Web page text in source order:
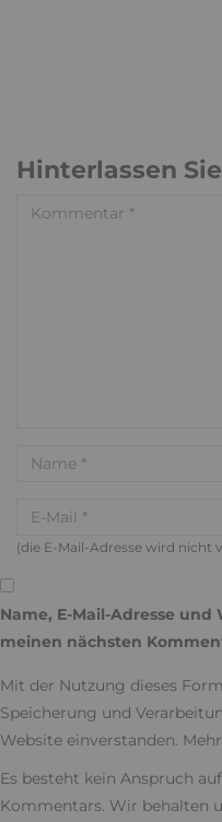
Hinterlassen
(die E-Mail-Adresse wird nicht
Name, E-Mail-Adresse
meinen nächsten
Mit der Nutzung dieses
Speicherung und
Website einverstanden.
Es besteht kein Anspruch
Kommentars. Wir behalten